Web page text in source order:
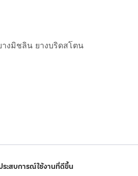
งมิชลิน ยางบริดสโตน
ระสบการณ์ใช้งานที่ดีขึ้น